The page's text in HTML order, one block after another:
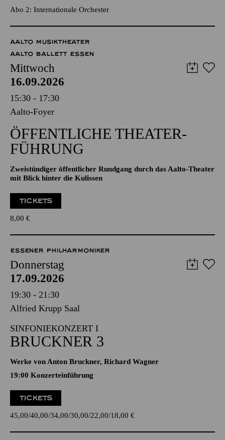
Abo 2: Internationale Orchester
AALTO MUSIKTHEATER
AALTO BALLETT ESSEN
Mittwoch
16.09.2026
15:30 - 17:30
Aalto-Foyer
ÖFFENTLICHE THEATER­
FÜHRUNG
Zweistündiger öffentlicher Rundgang durch das Aalto-Theater
mit Blick hinter die Kulissen
TICKETS
8,00 €
ESSENER PHILHARMONIKER
Donnerstag
17.09.2026
19:30 - 21:30
Alfried Krupp Saal
SINFONIEKONZERT I
BRUCKNER 3
Werke von Anton Bruckner, Richard Wagner
19:00 Konzerteinführung
TICKETS
45,00 40,00 34,00 30,00 22,00 18,00 €